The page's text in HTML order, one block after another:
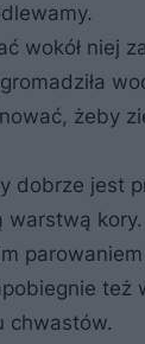
wokół niej
żeby
dobrze jest
też
chwastów.